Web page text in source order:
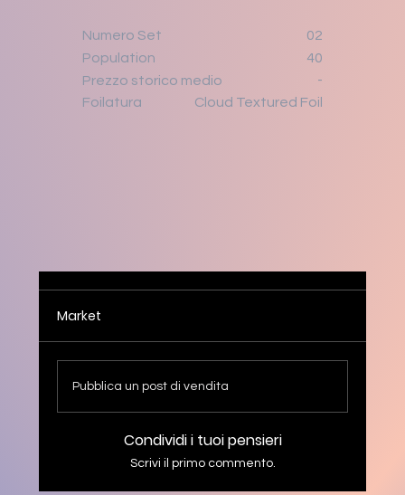
Numero Set
Population
Prezzo storico medio
Foilatura
02
40
-
Cloud Textured Foil
Market
Pubblica un post di vendita
Condividi i tuoi pensieri
Scrivi il primo commento.